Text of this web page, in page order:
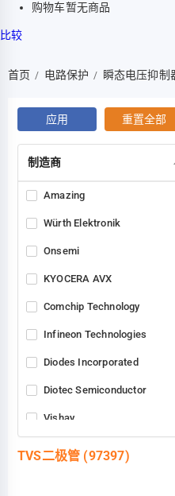
购物车暂无商品
比较
首页 / 电路保护 / 瞬态电压抑制
应用 重置全部
制造商
Amazing
Würth Elektronik
Onsemi
KYOCERA AVX
Comchip Technology
Infineon Technologies
Diodes Incorporated
Diotec Semiconductor
Vishay
EVVO
TVS二极管 (97397)